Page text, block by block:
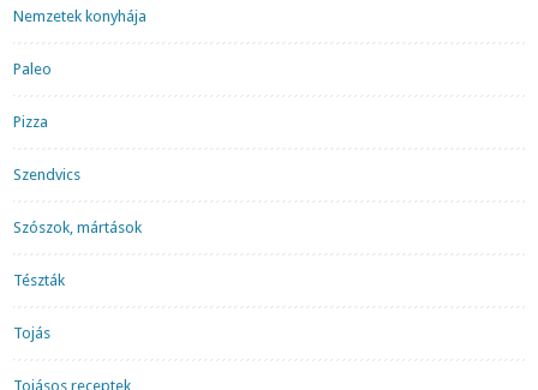
Nemzetek konyhája
Paleo
Pizza
Szendvics
Szószok, mártások
Tészták
Tojás
Tojásos receptek